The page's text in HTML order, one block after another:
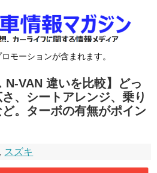
モーションが含まれます。
N-VAN 違いを比較】どっ
、シートアレンジ、乗り
。ターボの有無がポイン
, スズキ